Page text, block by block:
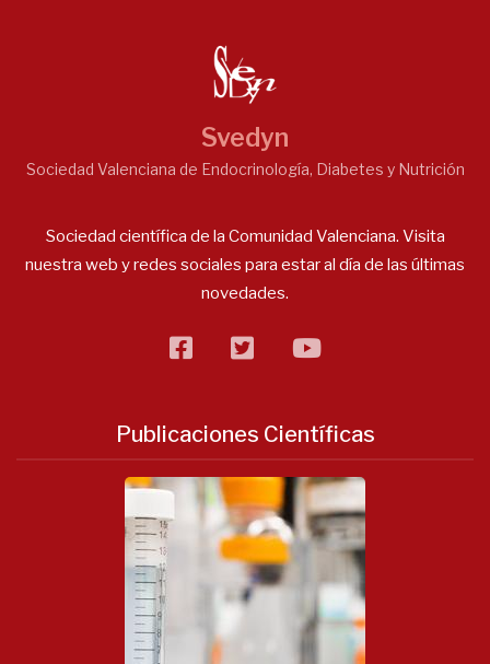
Svedyn
Sociedad Valenciana de Endocrinología, Diabetes y Nutrición
Sociedad científica de la Comunidad Valenciana. Visita
nuestra web y redes sociales para estar al día de las últimas
novedades.
facebooktwitterflickr
Publicaciones Científicas